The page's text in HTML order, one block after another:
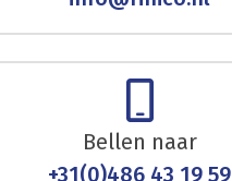
Bellen naar
+31(0)486 43 19 59